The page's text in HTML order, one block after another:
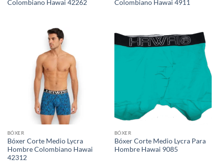
Colombiano Hawai 42262
Colombiano Hawai 4911
BÓXER
Bóxer Corte Medio Lycra
Hombre Colombiano Hawai
42312
BÓXER
Bóxer Corte Medio Lycra Para
Hombre Hawai 9085